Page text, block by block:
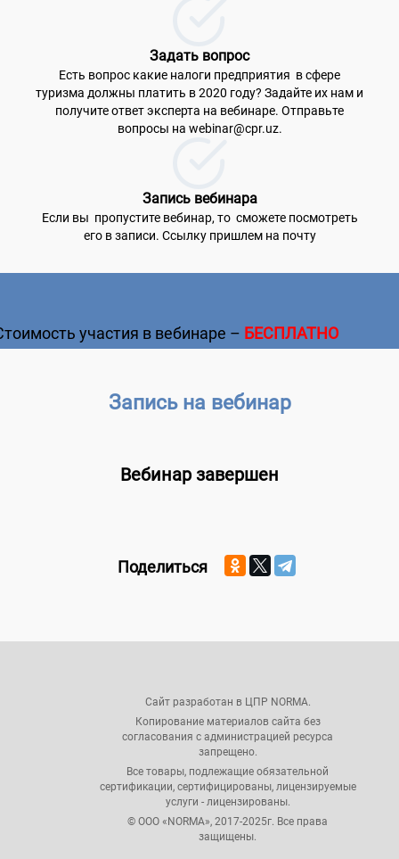
Задать вопрос
Есть вопрос какие налоги предприятия в сфере
туризма должны платить в 2020 году? Задайте их нам и
получите ответ эксперта на вебинаре. Отправьте
вопросы на webinar@cpr.uz.
Запись вебинара
Если вы пропустите вебинар, то сможете посмотреть
его в записи. Ссылку пришлем на почту
участия в вебинаре – БЕСПЛАТНО
Запись на вебинар
Вебинар завершен
Поделиться
Сайт разработан в ЦПР NORMA.
Копирование материалов сайта без
согласования с администрацией ресурса
запрещено.
Все товары, подлежащие обязательной
сертификации, сертифицированы, лицензируемые
услуги - лицензированы.
© ООО «NORMA», 2017-2025г. Все права
защищены.